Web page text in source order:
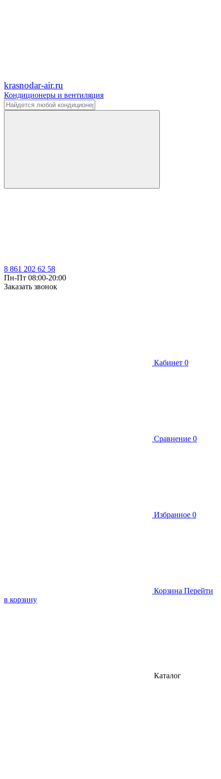
krasnodar-air.ru
Кондиционеры и вентиляция
8 861 202 62 58
Пн-Пт 08:00-20:00
Заказать звонок
Кабинет 0
Сравнение 0
Избранное 0
Корзина Перейти
в корзину
Каталог